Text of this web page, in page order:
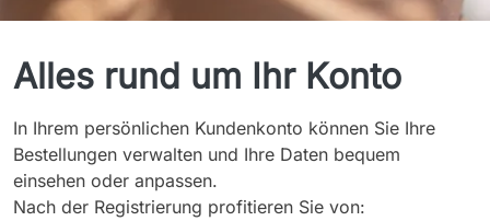
Mein Konto
Alles rund um Ihr Konto
In Ihrem persönlichen Kundenkonto können Sie Ihre
Bestellungen verwalten und Ihre Daten bequem
einsehen oder anpassen.
Nach der Registrierung profitieren Sie von: